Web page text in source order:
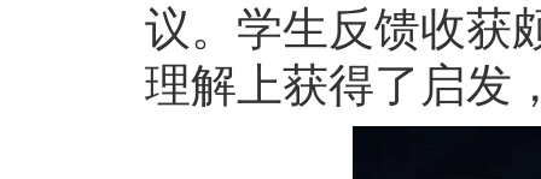
议。学生反馈收获
理解上获得了启发